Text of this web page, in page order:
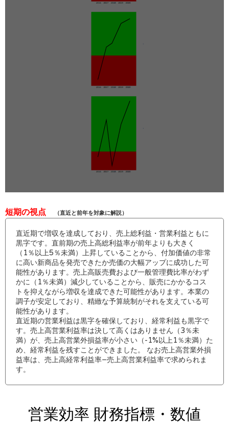
短期の視点 （直近と前年を対象に解説）
直近期で増収を達成しており、売上総利益・営業利益ともに
黒字です。直前期の売上高総利益率が前年よりも大きく
（1％以上5％未満）上昇していることから、付加価値の非常
に高い新商品を発売できたか売価の大幅アップに成功した可
能性があります。売上高販売費および一般管理費比率がわず
かに（1％未満）減少していることから、販売にかかるコス
トを抑えながら増収を達成できた可能性があります。本業の
調子が安定しており、精緻な予算統制がそれを支えている可
能性があります。
直近期の営業利益は黒字を確保しており、経常利益も黒字で
す。売上高営業利益率は決して高くはありません（3％未
満）が、売上高営業外損益率が小さい（-1%以上1％未満）た
め、経常利益を残すことができました。 なお売上高営業外損
益率は、売上高経常利益率−売上高営業利益率で求められま
す。